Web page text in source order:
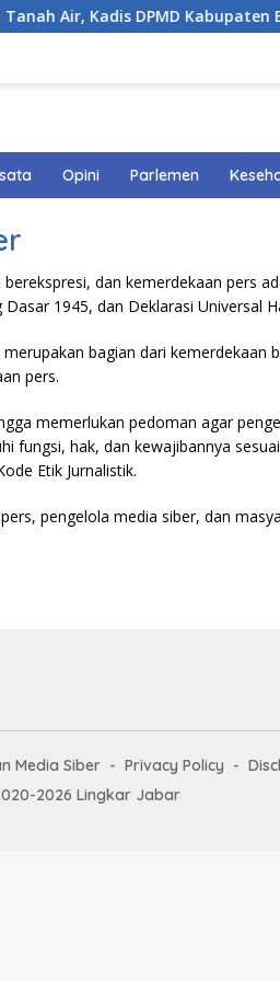
Air, Kadis DPMD Kabupaten
Opini Parlemen
dan kemerdekaan pers
1945, dan Deklarasi Universal
bagian dari kemerdekaan
pers.
memerlukan pedoman agar
fungsi, hak, dan kewajibannya
Etik Jurnalistik.
pengelola media siber, dan
Media Siber Privacy Policy
2026 Lingkar Jabar